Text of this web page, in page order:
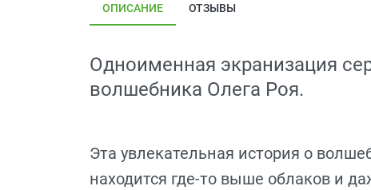
ОПИСАНИЕ ОТЗЫВЫ
Одноименная экранизация
волшебника Олега Роя.
Эта увлекательная история о
находится где-то выше облаков и